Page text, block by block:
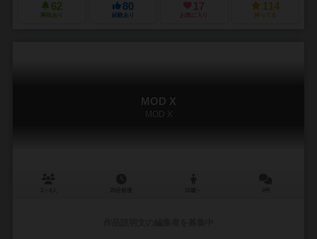
62
興味あり
80
経験あり
17
お気に入り
114
持ってる
MOD X
MOD X